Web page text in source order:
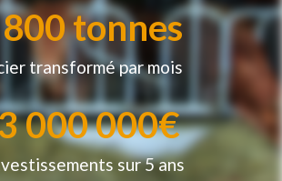
transformé par mois
tonnes
sur 5 ans
000 000€